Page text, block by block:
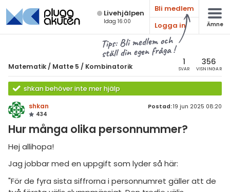
Live­hjälpen
Idag 16:00
Bli medlem
Logga in
Ämne
Tips: Bli medlem och
ställ din egen fråga !
Matematik / Matte 5 / Kombinatorik 1
SVAR
356
VISNINGAR
shkan behöver inte mer hjälp
shkan
434
Postad:19 jun 2025 08:20
Hur många olika personnummer?
Hej allihopa!
Jag jobbar med en uppgift som lyder så här:
"För de fyra sista siffrorna i personnumret gäller att de
Alla ämnen
Alla trådar
7
8
9
1
Matematik
Matte 5
Alla trådar
& Bygg